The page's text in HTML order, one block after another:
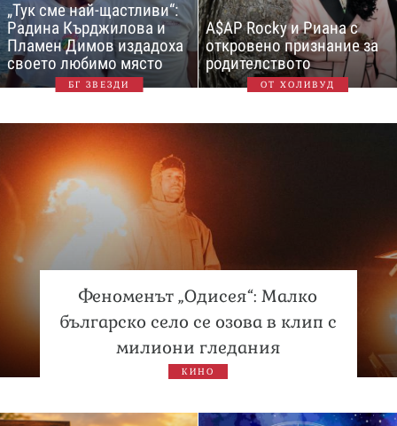
„Тук сме най-щастливи“:
Радина Кърджилова и
Пламен Димов издадоха
своето любимо място
БГ ЗВЕЗДИ
A$AP Rocky и Риана с
откровено признание за
родителството
ОТ ХОЛИВУД
Феноменът „Одисея“: Малко
българско село се озова в клип с
милиони гледания
КИНО